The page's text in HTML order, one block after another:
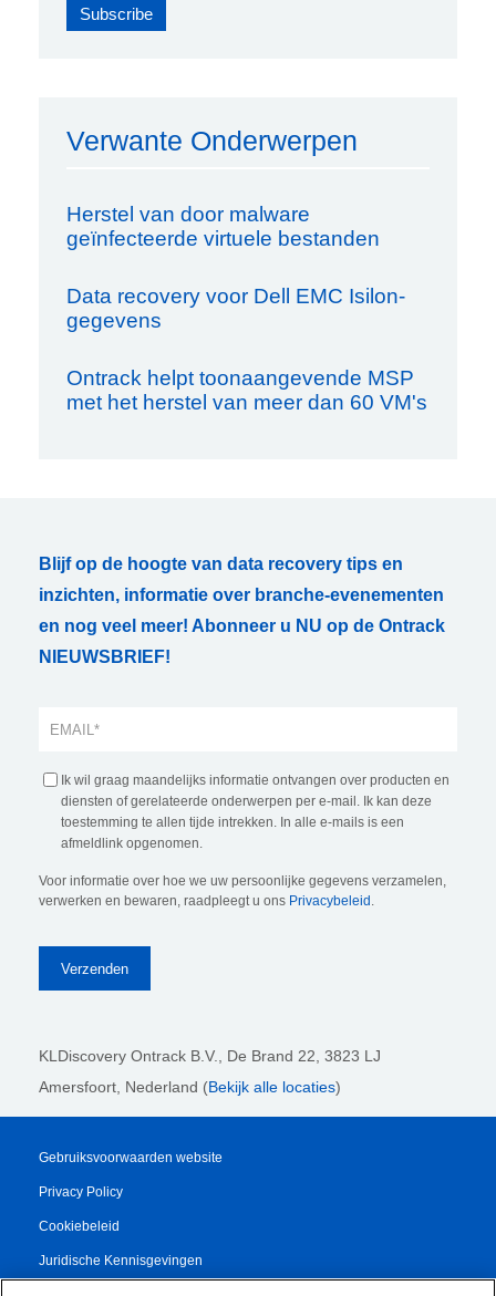
Verwante Onderwerpen
Herstel van door malware
geïnfecteerde virtuele bestanden
Data recovery voor Dell EMC Isilon-
gegevens
Ontrack helpt toonaangevende MSP
met het herstel van meer dan 60 VM's
Blijf op de hoogte van data recovery tips en
inzichten, informatie over branche-evenementen
en nog veel meer! Abonneer u NU op de Ontrack
NIEUWSBRIEF!
Ik wil graag maandelijks informatie ontvangen over producten en
diensten of gerelateerde onderwerpen per e-mail. Ik kan deze
toestemming te allen tijde intrekken. In alle e-mails is een
afmeldlink opgenomen.
Voor informatie over hoe we uw persoonlijke gegevens verzamelen,
verwerken en bewaren, raadpleegt u ons Privacybeleid .
KLDiscovery Ontrack B.V., De Brand 22, 3823 LJ
Amersfoort, Nederland (Bekijk alle locaties)
Gebruiksvoorwaarden website
Privacy Policy
Cookiebeleid
Juridische Kennisgevingen